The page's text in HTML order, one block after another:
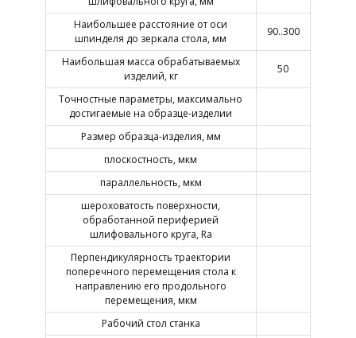
Наибольшее расстояние от оси
шпинделя до зеркала стола, мм
90..300
Наибольшая масса обрабатываемых
изделий, кг
50
Точностные параметры, максимально
достигаемые на образце-изделии
Размер образца-изделия, мм
плоскостность, мкм
параллельность, мкм
шероховатость поверхности,
обработанной периферией
шлифовального круга, Ra
Перпендикулярность траектории
поперечного перемещения стола к
направлению его продольного
перемещения, мкм
Рабочий стол станка